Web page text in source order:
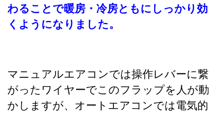
わることで暖房・冷房ともにしっかり効
くようになりました。
マニュアルエアコンでは操作レバーに繋
がったワイヤーでこのフラップを人が動
かしますが、オートエアコンでは電気的